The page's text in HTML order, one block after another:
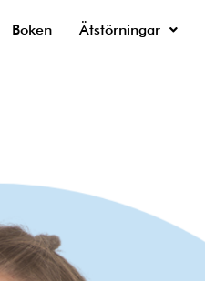
Boken Ätstörningar